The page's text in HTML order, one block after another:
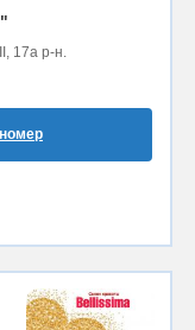
17а р-н.